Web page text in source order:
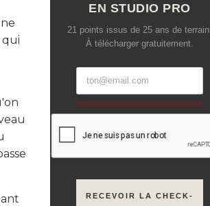
qui
EN STUDIO PRO
21 points issus de 25 ans de terrain.
À télécharger gratuitement.
RECEVOIR LA CHECK-